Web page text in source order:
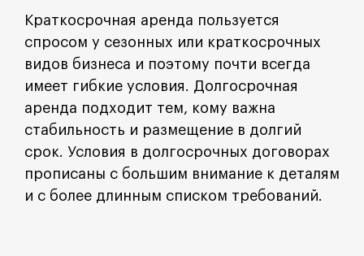
Краткосрочная аренда пользуется
спросом у сезонных или краткосрочных
видов бизнеса и поэтому почти всегда
имеет гибкие условия. Долгосрочная
аренда подходит тем, кому важна
стабильность и размещение в долгий
срок. Условия в долгосрочных договорах
прописаны с большим внимание к деталям
и с более длинным списком требований.